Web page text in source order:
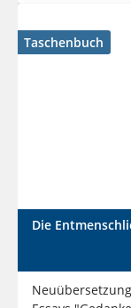
Taschenbuch
Die